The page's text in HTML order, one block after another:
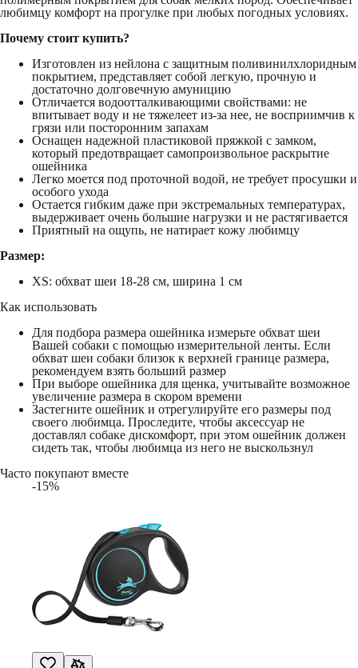
любимцу комфорт на прогулке при любых погодных условиях.
Почему стоит купить?
Изготовлен из нейлона с защитным поливинилхлоридным
покрытием, представляет собой легкую, прочную и
достаточно долговечную амуницию
Отличается водоотталкивающими свойствами: не
впитывает воду и не тяжелеет из-за нее, не восприимчив к
грязи или посторонним запахам
Оснащен надежной пластиковой пряжкой с замком,
который предотвращает самопроизвольное раскрытие
ошейника
Легко моется под проточной водой, не требует просушки и
особого ухода
Остается гибким даже при экстремальных температурах,
выдерживает очень большие нагрузки и не растягивается
Приятный на ощупь, не натирает кожу любимцу
Размер:
XS: обхват шеи 18-28 см, ширина 1 см
Как использовать
Для подбора размера ошейника измерьте обхват шеи
Вашей собаки с помощью измерительной ленты. Если
обхват шеи собаки близок к верхней границе размера,
рекомендуем взять больший размер
При выборе ошейника для щенка, учитывайте возможное
увеличение размера в скором времени
Застегните ошейник и отрегулируйте его размеры под
своего любимца. Проследите, чтобы аксессуар не
доставлял собаке дискомфорт, при этом ошейник должен
сидеть так, чтобы любимца из него не выскользнул
Часто покупают вместе
-15%